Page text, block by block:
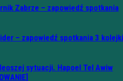
Zabrze – zapowiedź spotkania
– zapowiedź spotkania 3 kolejki
sytuacji. Hapoel Tel Awiw